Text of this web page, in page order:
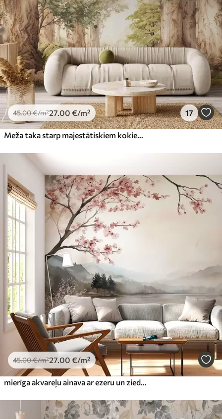
45.00€/m²27.00 €/m² 17
Meža taka starp majestātiskiem kokiem akvareļa stilā
45.00€/m²27.00 €/m²
mierīga akvareļu ainava ar ezeru un ziedošu koku